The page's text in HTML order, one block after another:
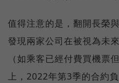
值得注意的是，翻開長榮
發現兩家公司在被視為未
（如乘客已經付費買機票
上，2022年第3季的合約